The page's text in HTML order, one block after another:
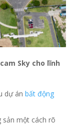
Sky cho lĩnh
dự ánbất động
một cách rõ